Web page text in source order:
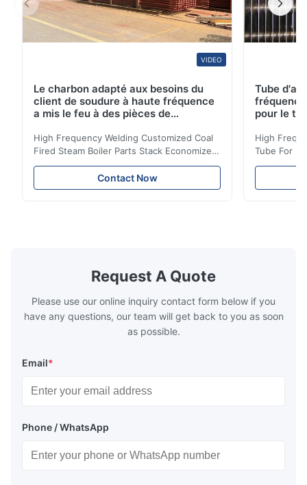
VIDEO
Le charbon adapté aux besoins du
client de soudure à haute fréquence
a mis le feu à des pièces de
bobine d'économiseur
High Frequency Welding Customized Coal
Fired Steam Boiler Parts Stack Economizer
Coil Boiler economizer Boiler Economizer is
the energy improving device that helps to
reduce the cost of operation by saving the
boilers is generally in the temperature
range of 200°C – 250°C, so there
Contact Now
Tube
pour le
High
Tube For
reduce the
Request A Quote
Please use our online inquiry contact form below if you
have any questions, our team will get back to you as soon
as possible.
Email*
Phone / WhatsApp